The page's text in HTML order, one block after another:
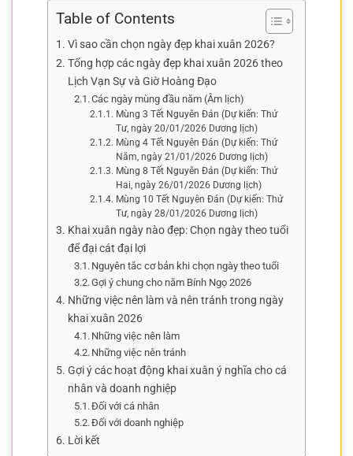
Table of Contents
Vì sao cần chọn ngày đẹp khai xuân 2026?
Tổng hợp các ngày đẹp khai xuân 2026 theo
Lịch Vạn Sự và Giờ Hoàng Đạo
Các ngày mùng đầu năm (Âm lịch)
Mùng 3 Tết Nguyên Đán (Dự kiến: Thứ
Tư, ngày 20/01/2026 Dương lịch)
Mùng 4 Tết Nguyên Đán (Dự kiến: Thứ
Năm, ngày 21/01/2026 Dương lịch)
Mùng 8 Tết Nguyên Đán (Dự kiến: Thứ
Hai, ngày 26/01/2026 Dương lịch)
Mùng 10 Tết Nguyên Đán (Dự kiến: Thứ
Tư, ngày 28/01/2026 Dương lịch)
Khai xuân ngày nào đẹp: Chọn ngày theo tuổi
để đại cát đại lợi
Nguyên tắc cơ bản khi chọn ngày theo tuổi
Gợi ý chung cho năm Bính Ngọ 2026
Những việc nên làm và nên tránh trong ngày
khai xuân 2026
Những việc nên làm
Những việc nên tránh
Gợi ý các hoạt động khai xuân ý nghĩa cho cá
nhân và doanh nghiệp
Đối với cá nhân
Đối với doanh nghiệp
Lời kết